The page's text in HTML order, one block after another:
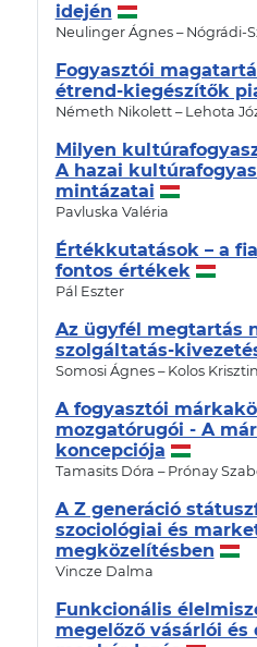
idején
Neulinger Ágnes – Nógrádi-
Fogyasztói
étrend-kiegészítők
Németh Nikolett – Lehota
Milyen
A hazai
mintázatai
Pavluska Valéria
Értékkutatások – a
fontos értékek
Pál Eszter
Az ügyfél megtartás
szolgáltatás-
Somosi Ágnes – Kolos
A fogyasztói
mozgatórugói - A
koncepciója
Tamasits Dóra – Prónay
A Z generáció
szociológiai és
megközelítésben
Vincze Dalma
Funkcionális
megelőző vásárlói és